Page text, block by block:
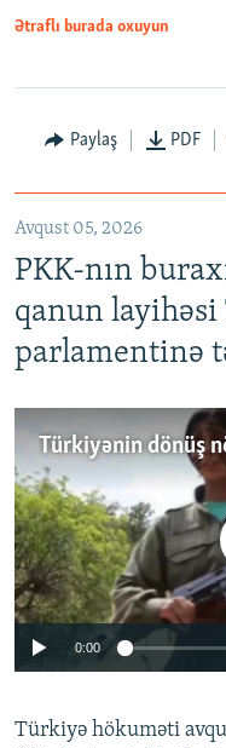
Ətraflı burada oxuyun
Paylaş PDF
Avqust 05, 2026
PKK-nın
qanun
parlamentinə
No media
0:00
Türkiyə hökuməti